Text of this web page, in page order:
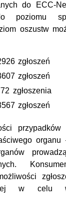
do ECC-
poziomu
oszustw
zgłoszeń
zgłoszeń
zgłoszenia
zgłoszeń
przypadków
w celu